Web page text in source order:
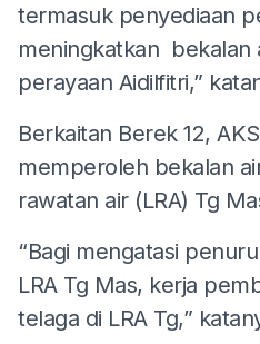
termasuk penyediaan
meningkatkan bekalan
perayaan Aidilfitri,”
Berkaitan Berek 12,
memperoleh bekalan
rawatan air (LRA) Tg
“Bagi mengatasi
LRA Tg Mas, kerja
telaga di LRA Tg,”